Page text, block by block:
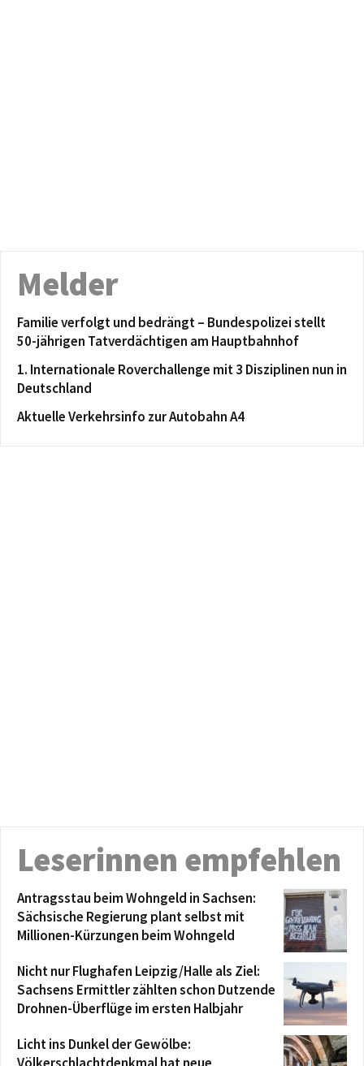
Melder
Familie verfolgt und bedrängt – Bundespolizei stellt
50-jährigen Tatverdächtigen am Hauptbahnhof
1. Internationale Roverchallenge mit 3 Disziplinen nun in
Deutschland
Aktuelle Verkehrsinfo zur Autobahn A4
Leserinnen empfehlen
Antragsstau beim Wohngeld in Sachsen:
Sächsische Regierung plant selbst mit
Millionen-Kürzungen beim Wohngeld
Nicht nur Flughafen Leipzig/Halle als Ziel:
Sachsens Ermittler zählten schon Dutzende
Drohnen-Überflüge im ersten Halbjahr
Licht ins Dunkel der Gewölbe:
Völkerschlachtdenkmal hat neue